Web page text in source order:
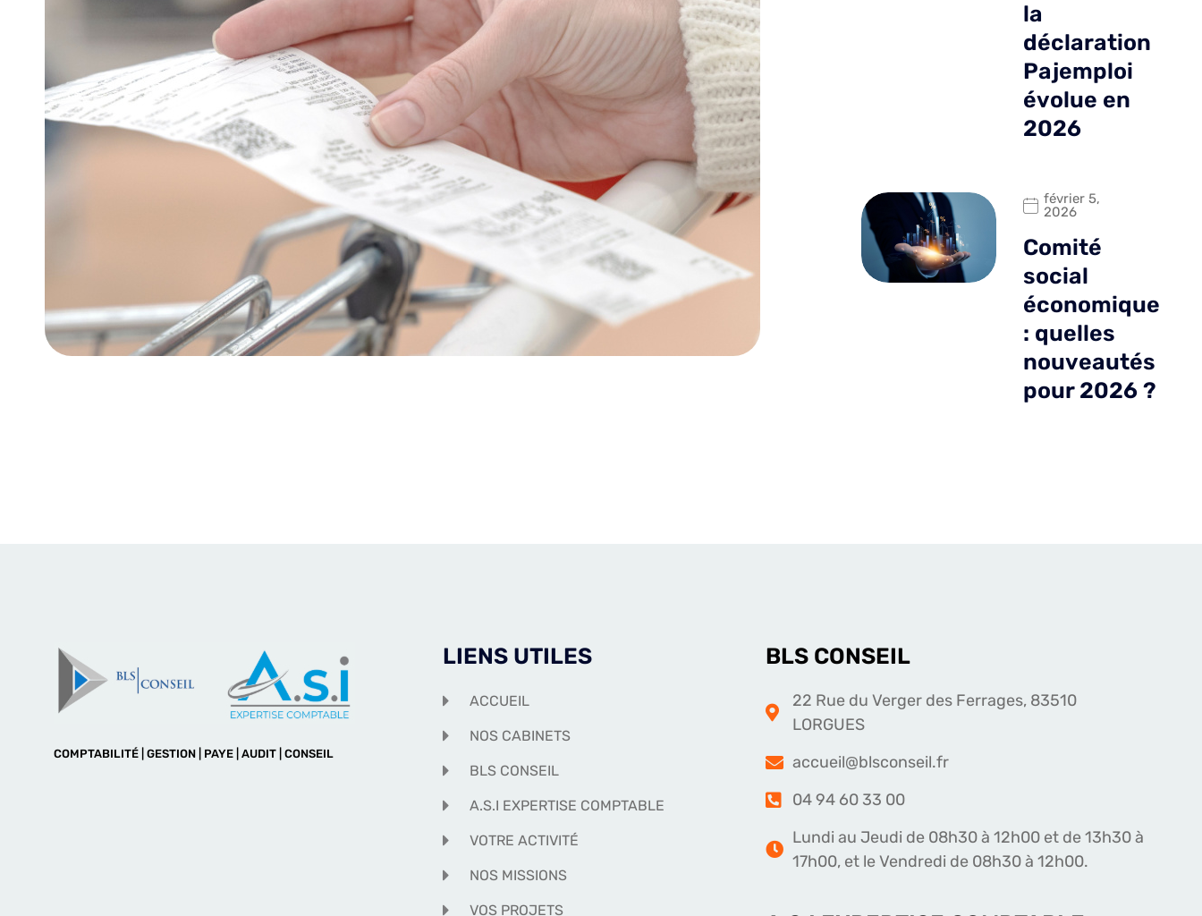
la
déclaration
Pajemploi
évolue en
2026
février 5,
2026
Comité
social
économique
: quelles
nouveautés
pour 2026 ?
COMPTABILITÉ | GESTION | PAYE | AUDIT | CONSEIL
LIENS UTILES
ACCUEIL
NOS CABINETS
BLS CONSEIL
A.S.I EXPERTISE COMPTABLE
VOTRE ACTIVITÉ
NOS MISSIONS
VOS PROJETS
BLS CONSEIL
22 Rue du Verger des Ferrages, 83510
LORGUES
accueil@blsconseil.fr
04 94 60 33 00
Lundi au Jeudi de 08h30 à 12h00 et de 13h30 à
17h00, et le Vendredi de 08h30 à 12h00.